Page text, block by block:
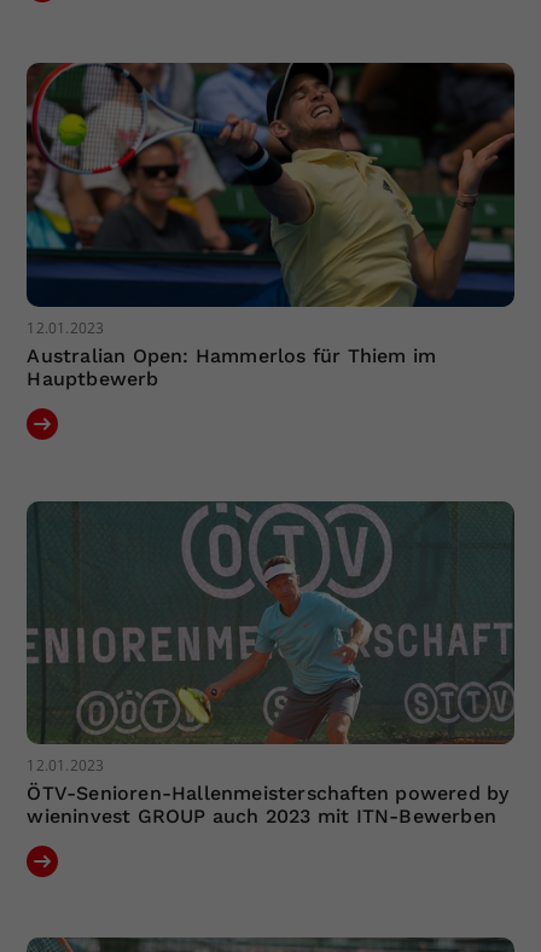
12.01.2023
Australian Open: Hammerlos für Thiem im
Hauptbewerb
12.01.2023
ÖTV-Senioren-Hallenmeisterschaften powered by
wieninvest GROUP auch 2023 mit ITN-Bewerben